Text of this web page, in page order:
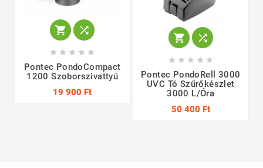
 
    
Pontec PondoCompact
1200 Szoborszivattyú
19 900 Ft
 
    
Pontec PondoRell 3000
UVC Tó Szűrőkészlet
3000 L/óra
50 400 Ft